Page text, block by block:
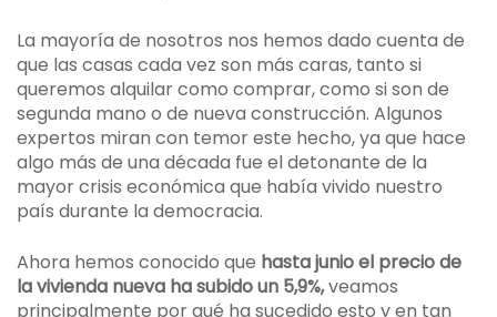
La mayoría de nosotros nos hemos dado cuenta de
que las casas cada vez son más caras, tanto si
queremos alquilar como comprar, como si son de
segunda mano o de nueva construcción. Algunos
expertos miran con temor este hecho, ya que hace
algo más de una década fue el detonante de la
mayor crisis económica que había vivido nuestro
país durante la democracia.
Ahora hemos conocido que hasta junio el precio de
la vivienda nueva ha subido un 5,9%,veamos
principalmente por qué ha sucedido esto y en tan